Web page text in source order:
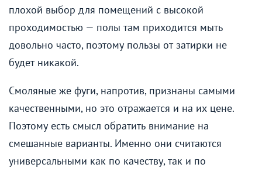
плохой выбор для помещений с высокой
проходимостью — полы там приходится мыть
довольно часто, поэтому пользы от затирки не
будет никакой.
Смоляные же фуги, напротив, признаны самыми
качественными, но это отражается и на их цене.
Поэтому есть смысл обратить внимание на
смешанные варианты. Именно они считаются
универсальными как по качеству, так и по